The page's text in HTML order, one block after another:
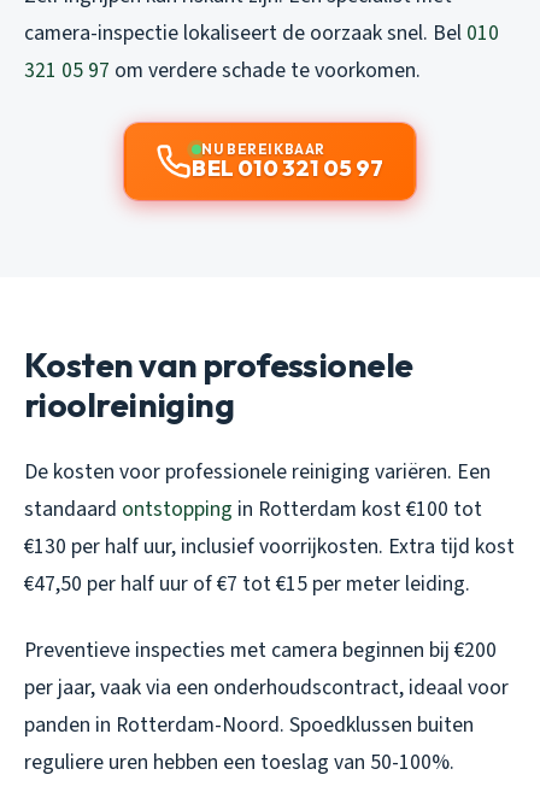
camera-inspectie lokaliseert de oorzaak snel. Bel 010
321 05 97 om verdere schade te voorkomen.
NU BEREIKBAAR
BEL 010 321 05 97
Kosten van professionele
rioolreiniging
De kosten voor professionele reiniging variëren. Een
standaard ontstopping in Rotterdam kost €100 tot
€130 per half uur, inclusief voorrijkosten. Extra tijd kost
€47,50 per half uur of €7 tot €15 per meter leiding.
Preventieve inspecties met camera beginnen bij €200
per jaar, vaak via een onderhoudscontract, ideaal voor
panden in Rotterdam-Noord. Spoedklussen buiten
reguliere uren hebben een toeslag van 50-100%.